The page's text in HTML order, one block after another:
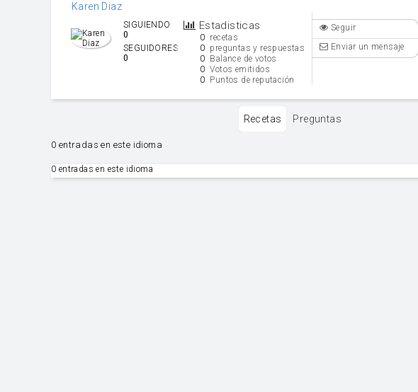
Karen Diaz
Estadisticas
0 recetas
0 preguntas y respuestas
0 Balance de votos
0 Votos emitidos
0 Puntos de reputación
SIGUIENDO
0
SEGUIDORES
0
Seguir
Enviar un mensaje
Recetas Preguntas
0 entradas en este idioma
0 entradas en este idioma